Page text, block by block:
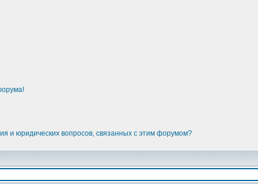
и юридических вопросов, связанных с этим форумом?